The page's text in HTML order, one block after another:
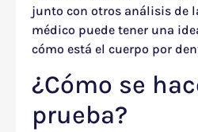
junto con otros análisis de
médico puede tener una
cómo está el cuerpo por
¿Cómo se
prueba?